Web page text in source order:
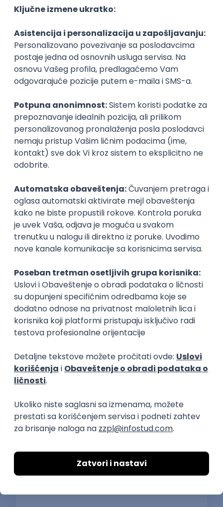
nedelju uveče nakon večere. Ako odvajate sat
na telefonu, a rešićete ogroman deo posla.
Ostavi komentar
Najčitaniji slični tekstovi
15.05.2023. 6 min
Kako se piše: Spojeno i odvojeno
U pauzi od učenja